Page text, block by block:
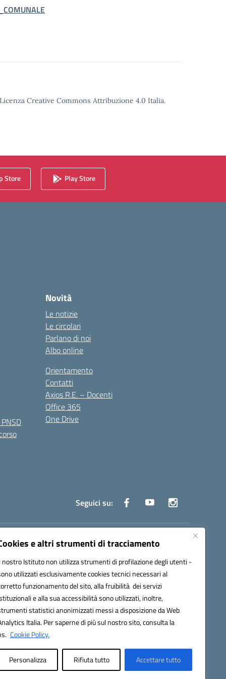
e altri strumenti di tracciamento
nostro Istituto non utilizza strumenti di profilazione degli utenti -
utilizzati esclusivamente cookies tecnici necessari al
funzionamento del sito, alla fruibilità dei servizi
e alla sua accessibilità sono utilizzati, inoltre,
statistici anonimizzati messi a disposizione da Web
Italia. Per saperne di più sul nostro sito, consulta la
Cookie Policy.
Personalizza Rifiuta tutto Accettare tutto
Creative Commons Attribuzione 4.0 Italia.
Store Play Store
Novità
Le notizie
Le circolari
Parlano di noi
Albo online
Orientamento
Contatti
Axios R.E. – Docenti
Office 365
One Drive
Seguici su:
ufficio: UFOYYV | C.Fisc: 93056740637